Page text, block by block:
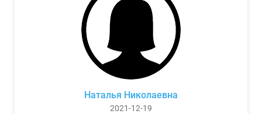
Наталья Николаевна
2021-12-19